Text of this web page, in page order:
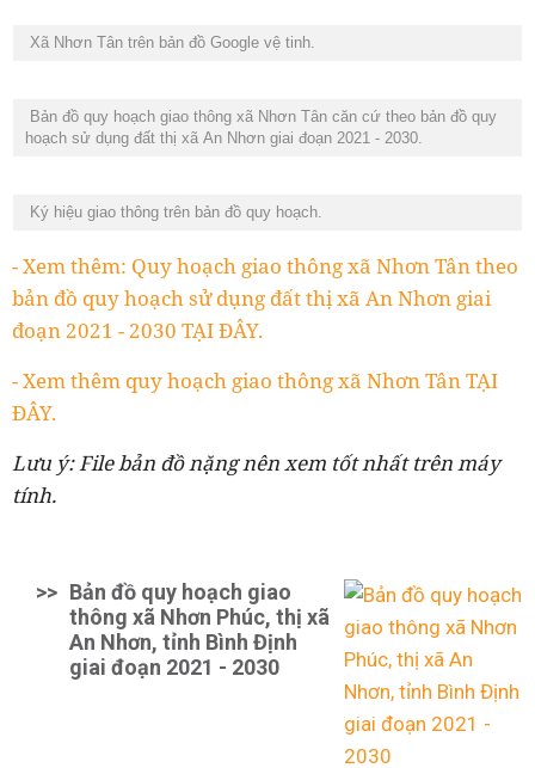
Xã Nhơn Tân trên bản đồ Google vệ tinh.
Bản đồ quy hoạch giao thông xã Nhơn Tân căn cứ theo bản đồ quy
hoạch sử dụng đất thị xã An Nhơn giai đoạn 2021 - 2030.
Ký hiệu giao thông trên bản đồ quy hoạch.
- Xem thêm: Quy hoạch giao thông xã Nhơn Tân theo
bản đồ quy hoạch sử dụng đất thị xã An Nhơn giai
đoạn 2021 - 2030 TẠI ĐÂY.
- Xem thêm quy hoạch giao thông xã Nhơn Tân TẠI
ĐÂY.
Lưu ý: File bản đồ nặng nên xem tốt nhất trên máy
tính.
>> Bản đồ quy hoạch giao
thông xã Nhơn Phúc, thị xã
An Nhơn, tỉnh Bình Định
giai đoạn 2021 - 2030